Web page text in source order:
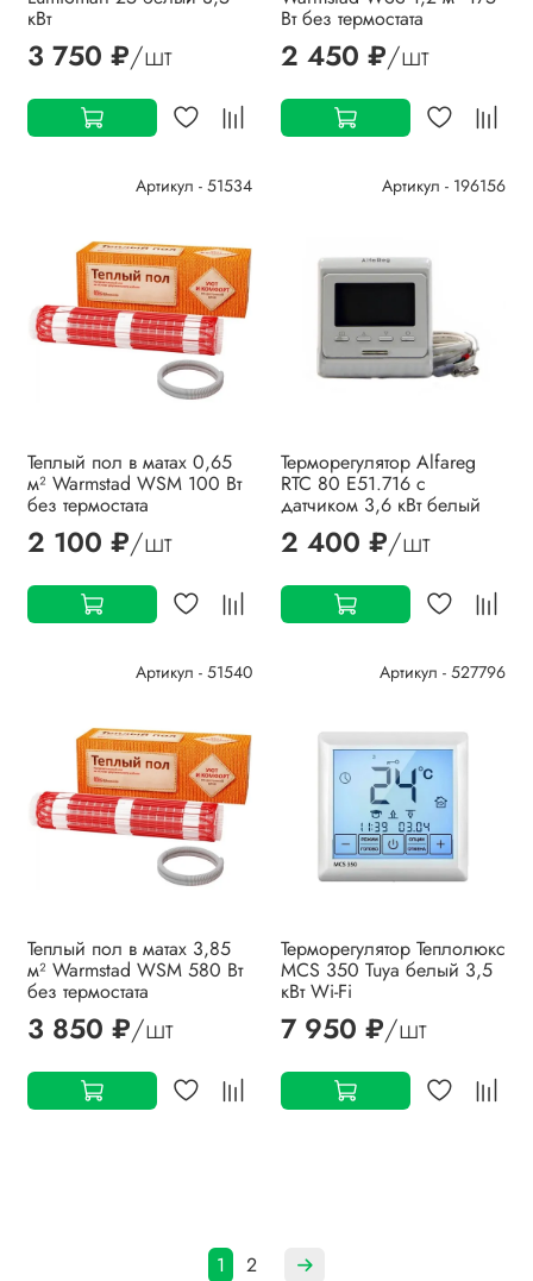
кВт
3 750 ₽/шт
Вт без термостата
2 450 ₽/шт
Артикул - 51534
Теплый пол в матах 0,65
м² Warmstad WSM 100 Вт
без термостата
2 100 ₽/шт
Артикул - 196156
Терморегулятор Alfareg
RTC 80 Е51.716 с
датчиком 3,6 кВт белый
2 400 ₽/шт
Артикул - 51540
Теплый пол в матах 3,85
м² Warmstad WSM 580 Вт
без термостата
3 850 ₽/шт
Артикул - 527796
Терморегулятор Теплолюкс
MCS 350 Tuya белый 3,5
кВт Wi-Fi
7 950 ₽/шт
1 2